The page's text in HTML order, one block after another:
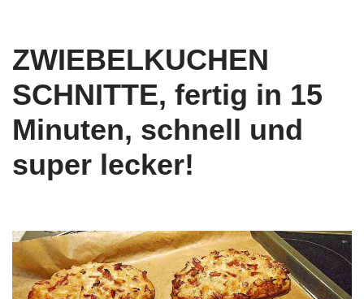
ZWIEBELKUCHEN
SCHNITTE, fertig in 15
Minuten, schnell und
super lecker!